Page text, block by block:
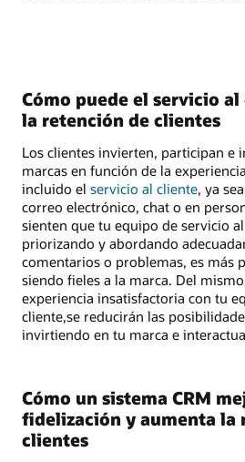
Cómo puede el servicio
la retención de clientes
Los clientes invierten, participan e
marcas en función de la
incluido el servicio al cliente, ya
correo electrónico, chat o en
sienten que tu equipo de servicio
priorizando y abordando
comentarios o problemas, es más
siendo fieles a la marca. Del
experiencia insatisfactoria con tu
cliente,se reducirán las
invirtiendo en tu marca e
Cómo un sistema CRM
fidelización y aumenta la
clientes